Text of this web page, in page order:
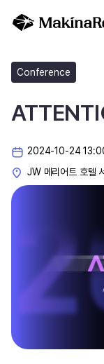
Conference
2024-10-24
JW 메리어트 호텔